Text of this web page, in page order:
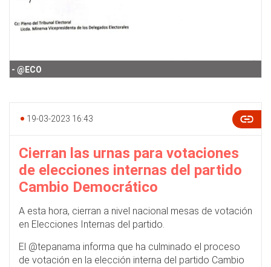
@ECO
19-03-2023 16:43
Cierran las urnas para votaciones
de elecciones internas del partido
Cambio Democrático
A esta hora, cierran a nivel nacional mesas de votación
en Elecciones Internas del partido.
El @tepanama informa que ha culminado el proceso
de votación en la elección interna del partido Cambio